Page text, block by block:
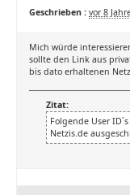
Geschrieben : vor 8
Mich würde
sollte den Link aus
bis dato erhaltenen
Zitat:
Folgende User
Netzis.de